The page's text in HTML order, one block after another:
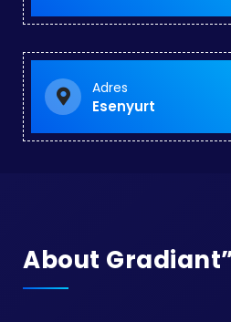
Adres
Esenyurt
About